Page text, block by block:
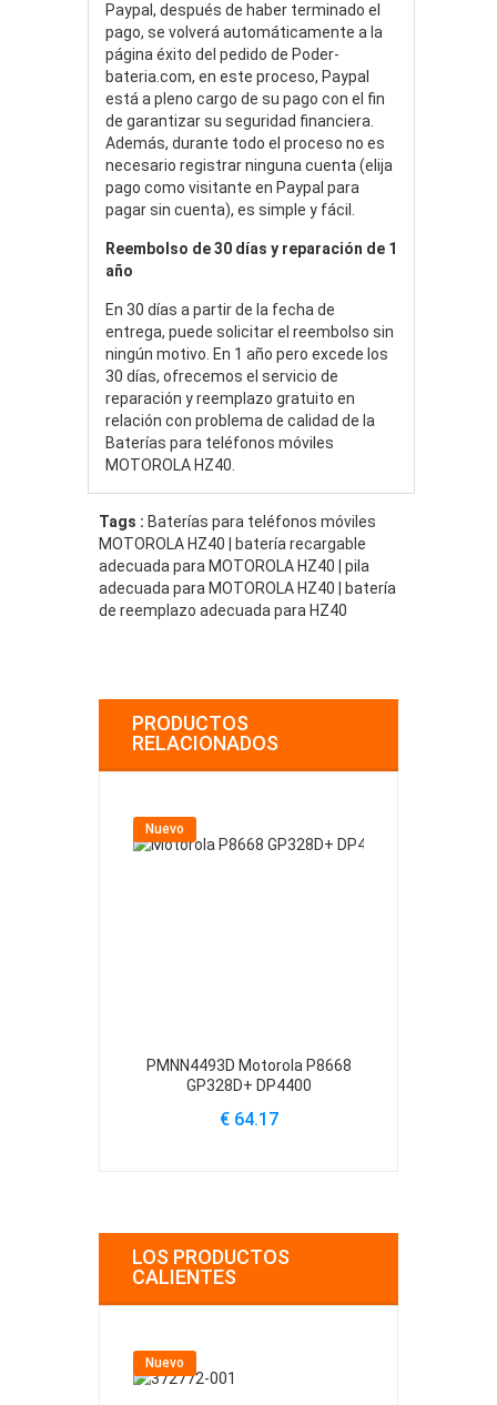
Paypal, después de haber terminado el
pago, se volverá automáticamente a la
página éxito del pedido de Poder-
bateria.com, en este proceso, Paypal
está a pleno cargo de su pago con el fin
de garantizar su seguridad financiera.
Además, durante todo el proceso no es
necesario registrar ninguna cuenta (elija
pago como visitante en Paypal para
pagar sin cuenta), es simple y fácil.
Reembolso de 30 días y reparación de 1
año
En 30 días a partir de la fecha de
entrega, puede solicitar el reembolso sin
ningún motivo. En 1 año pero excede los
30 días, ofrecemos el servicio de
reparación y reemplazo gratuito en
relación con problema de calidad de la
Baterías para teléfonos móviles
MOTOROLA HZ40.
Tags : Baterías para teléfonos móviles
MOTOROLA HZ40 | batería recargable
adecuada para MOTOROLA HZ40 | pila
adecuada para MOTOROLA HZ40 | batería
de reemplazo adecuada para HZ40
PRODUCTOS
RELACIONADOS
Nuevo
PMNN4493D Motorola P8668
GP328D+ DP4400
€ 64.17
LOS PRODUCTOS
CALIENTES
Nuevo